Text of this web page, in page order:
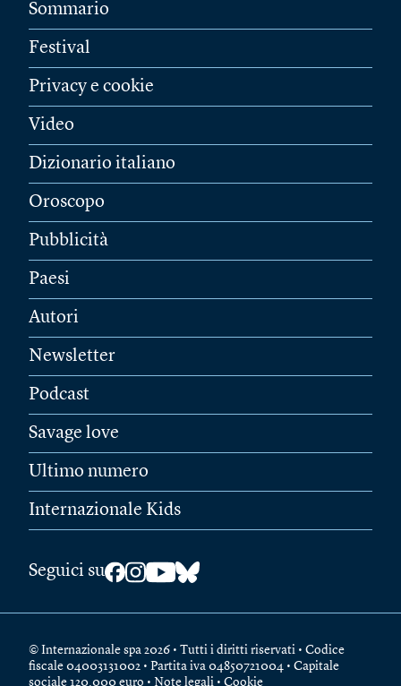
Sommario
Festival
Privacy e cookie
Video
Dizionario italiano
Oroscopo
Pubblicità
Paesi
Autori
Newsletter
Podcast
Savage love
Ultimo numero
Internazionale Kids
Seguici su
© Internazionale spa 2026 • Tutti i diritti riservati • Codice
fiscale 04003131002 • Partita iva 04850721004 • Capitale
sociale 120.000 euro • Note legali • Cookie